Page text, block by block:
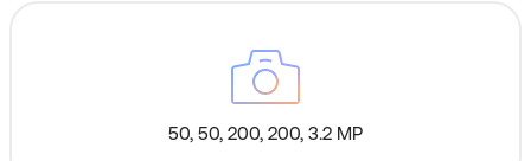
50, 50, 200, 200, 3.2 MP